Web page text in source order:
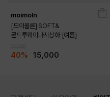
moimoln
[모이몰른] SOFT&
몬드투웨이나시상하 [여름]
40% 15,000